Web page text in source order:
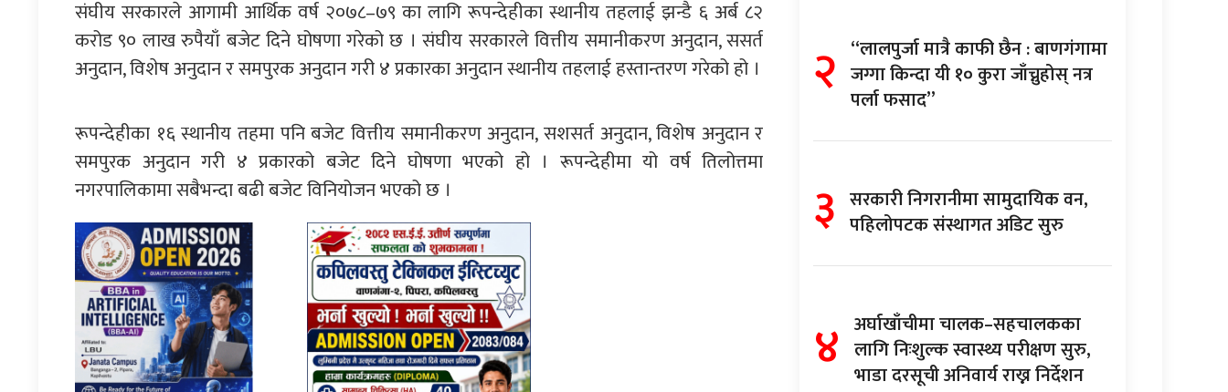
संघीय सरकारले आगामी आर्थिक वर्ष २०७८–७९ का लागि रूपन्देहीका स्थानीय तहलाई झन्डै ६ अर्ब ८२
करोड ९० लाख रुपैयाँ बजेट दिने घोषणा गरेको छ । संघीय सरकारले वित्तीय समानीकरण अनुदान, ससर्त
अनुदान, विशेष अनुदान र समपुरक अनुदान गरी ४ प्रकारका अनुदान स्थानीय तहलाई हस्तान्तरण गरेको हो ।
रूपन्देहीका १६ स्थानीय तहमा पनि बजेट वित्तीय समानीकरण अनुदान, सशसर्त अनुदान, विशेष अनुदान र
समपुरक अनुदान गरी ४ प्रकारको बजेट दिने घोषणा भएको हो । रूपन्देहीमा यो वर्ष तिलोत्तमा
नगरपालिकामा सबैभन्दा बढी बजेट विनियोजन भएको छ ।
२ “लालपुर्जा मात्रै काफी छैन : बाणगंगामा
जग्गा किन्दा यी १० कुरा जाँच्नुहोस् नत्र
पर्ला फसाद”
३ सरकारी निगरानीमा सामुदायिक वन,
पहिलोपटक संस्थागत अडिट सुरु
४ अर्घाखाँचीमा चालक–सहचालकका
लागि निःशुल्क स्वास्थ्य परीक्षण सुरु,
भाडा दरसूची अनिवार्य राख्न निर्देशन